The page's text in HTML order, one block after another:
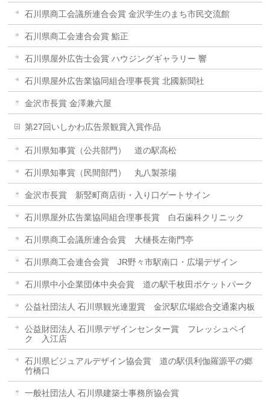
石川県商工会議所連合会賞 金沢学生のまち市民交流館
石川県商工会連合会賞 鮨正
石川県屋外広告士会賞 ハウジングギャラリー 響
石川県屋外広告業協同組合理事長賞 北國新聞社
金沢市長賞 金澤兼六屋
第27回いしかわ広告景観賞入賞作品
石川県知事賞（公共部門） 道の駅高松
石川県知事賞（民間部門） 丸八製茶場
金沢市長賞 新竪町商店街・入り口ゲートサイン
石川県屋外広告業協同組合理事長賞 白石歯科クリニック
石川県商工会議所連合会賞 大樋長左衛門亭
石川県商工会連合会賞 JR野々市駅南口・広場デザイン
石川県中小企業団体中央会賞 道の駅千枚田ポケットパーク
公益社団法人 石川県観光連盟賞 金沢駅広場総合交通案内板
公益財団法人 石川県デザインセンター賞 フレッシュベイ
ク 入江店
石川県ビジュアルデザイン協会賞 道の駅倶利伽羅源平の郷
竹橋口
一般社団法人 石川県建築士事務所協会賞